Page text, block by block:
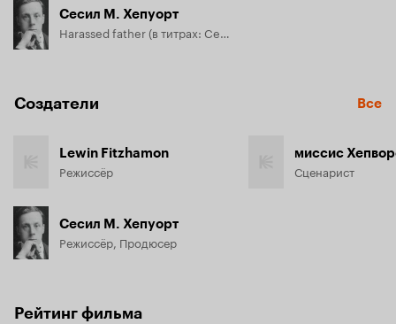
Сесил М. Хепуорт
Harassed father (в титрах: Cecil Hepworth)
Создатели Все
Lewin Fitzhamon
Режиссёр
Сесил М. Хепуорт
Режиссёр, Продюсер
миссис
Сценарист
Рейтинг фильма